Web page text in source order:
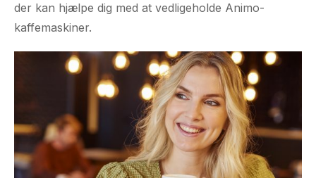
der kan hjælpe dig med at vedligeholde Animo-
kaffemaskiner.